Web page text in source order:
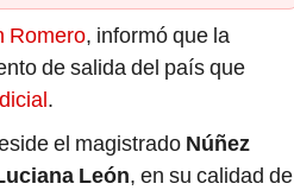
Romero, informó que la
de salida del país que
.
el magistrado Núñez
León, en su calidad de